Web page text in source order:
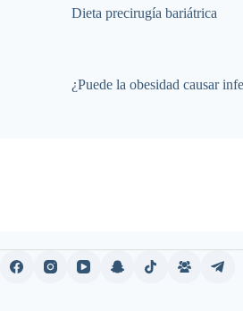
Dieta precirugía bariátrica
¿Puede la obesidad causar